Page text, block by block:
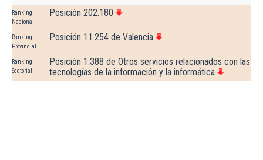
Ranking
Nacional
Posición 202.180
Ranking
Provincial
Posición 11.254 de Valencia
Ranking
Sectorial
Posición 1.388 de Otros servicios relacionados con las
tecnologías de la información y la informática